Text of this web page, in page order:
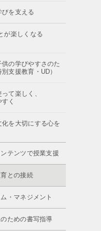
びを支える
が楽しくなる
供の学びやすさのた
支援教育・UD）
て楽しく、
く
化を大切にする心を
テンツで授業支援
との接続
・マネジメント
ための書写指導